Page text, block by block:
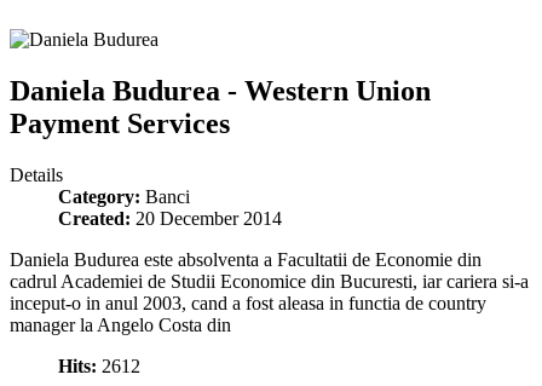
Daniela Budurea - Western Union
Payment Services
Details
Category: Banci
Created: 20 December 2014
Daniela Budurea este absolventa a Facultatii de Economie din
cadrul Academiei de Studii Economice din Bucuresti, iar cariera si-a
inceput-o in anul 2003, cand a fost aleasa in functia de country
manager la Angelo Costa din
Hits: 2612